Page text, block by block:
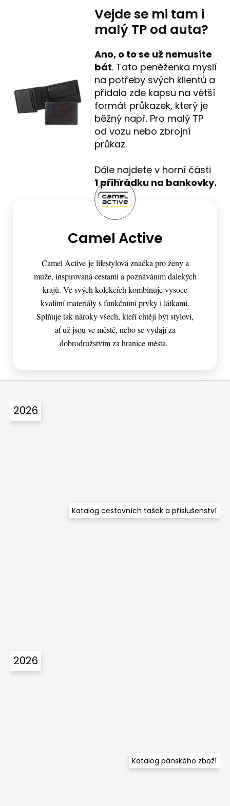
Vejde se mi tam i
malý TP od auta?
Ano, o to se už nemusíte
bát. Tato peněženka myslí
na potřeby svých klientů a
přidala zde kapsu na větší
formát průkazek, který je
běžný např. Pro malý TP
od vozu nebo zbrojní
průkaz.
Dále najdete v horní části
1 přihrádku na bankovky.
Camel Active
Camel Active je lifestylová značka pro ženy a
muže, inspirovaná cestami a poznáváním dalekých
krajů. Ve svých kolekcích kombinuje vysoce
kvalitní materiály s funkčními prvky i látkami.
Splňuje tak nároky všech, kteří chtějí být styloví,
ať už jsou ve městě, nebo se vydají za
dobrodružstvím za hranice města.
Z
2026
Katalog cestovních tašek a příslušenství
2026
Katalog pánského zboží